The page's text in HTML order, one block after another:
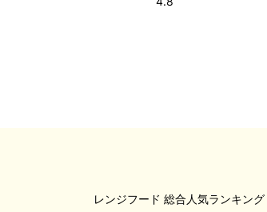
総合人気ランキング
レンジフード